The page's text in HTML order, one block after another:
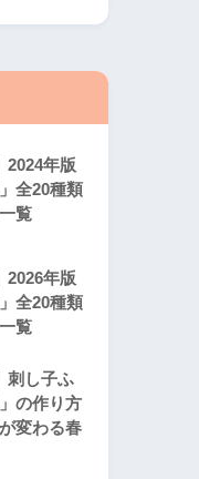
2024年版
全20種類
覧
2026年版
全20種類
覧
刺し子ふ
の作り方
変わる春